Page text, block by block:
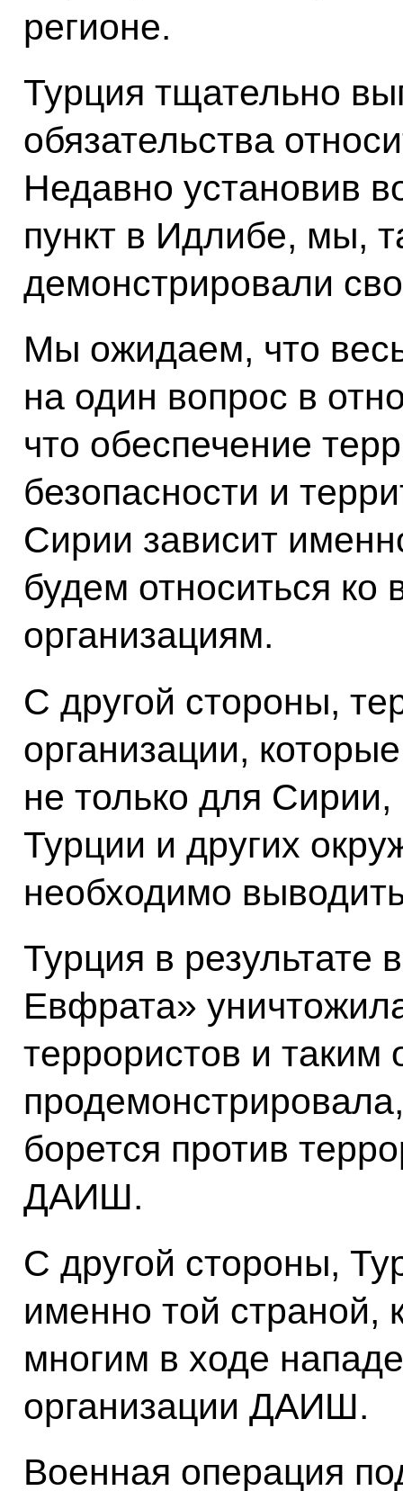
регионе.
Турция тщательно
обязательства
Недавно установив
пункт в Идлибе, мы,
демонстрировали
Мы ожидаем, что
на один вопрос в
что обеспечение
безопасности и
Сирии зависит
будем относиться ко
организациям.
С другой стороны,
организации,
не только для
Турции и других
необходимо
Турция в
Евфрата»
террористов и таким
борется против
ДАИШ.
С другой стороны,
именно той страной,
многим в ходе
организации ДАИШ.
Военная операция